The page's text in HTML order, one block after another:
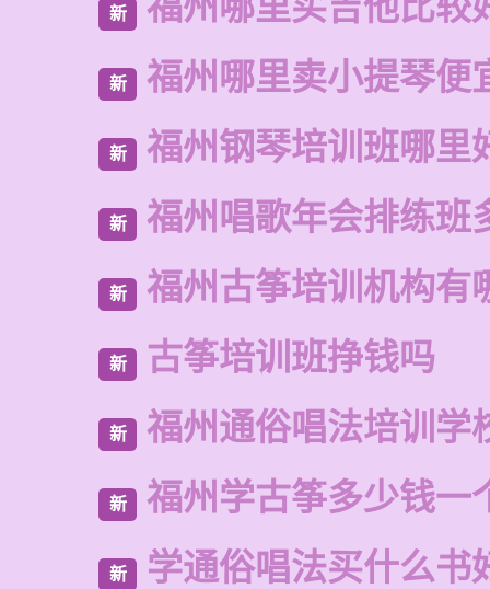
新
新 福州哪里卖小提琴便
新 福州钢琴培训班哪里
新 福州唱歌年会排练班
新 福州古筝培训机构有
新 古筝培训班挣钱吗
新 福州通俗唱法培训学
新 福州学古筝多少钱一
新 学通俗唱法买什么书